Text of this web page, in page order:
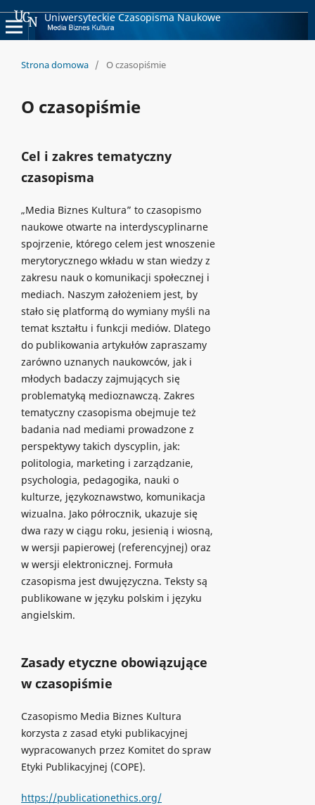
Uniwersyteckie Czasopisma Naukowe
Strona domowa / O czasopiśmie
O czasopiśmie
Cel i zakres tematyczny
czasopisma
„Media Biznes Kultura” to czasopismo
naukowe otwarte na interdyscyplinarne
spojrzenie, którego celem jest wnoszenie
merytorycznego wkładu w stan wiedzy z
zakresu nauk o komunikacji społecznej i
mediach. Naszym założeniem jest, by
stało się platformą do wymiany myśli na
temat kształtu i funkcji mediów. Dlatego
do publikowania artykułów zapraszamy
zarówno uznanych naukowców, jak i
młodych badaczy zajmujących się
problematyką medioznawczą. Zakres
tematyczny czasopisma obejmuje też
badania nad mediami prowadzone z
perspektywy takich dyscyplin, jak:
politologia, marketing i zarządzanie,
psychologia, pedagogika, nauki o
kulturze, językoznawstwo, komunikacja
wizualna. Jako półrocznik, ukazuje się
dwa razy w ciągu roku, jesienią i wiosną,
w wersji papierowej (referencyjnej) oraz
w wersji elektronicznej. Formuła
czasopisma jest dwujęzyczna. Teksty są
publikowane w języku polskim i języku
angielskim.
Zasady etyczne obowiązujące
w czasopiśmie
Czasopismo Media Biznes Kultura
korzysta z zasad etyki publikacyjnej
wypracowanych przez Komitet do spraw
Etyki Publikacyjnej (COPE).
https://publicationethics.org/